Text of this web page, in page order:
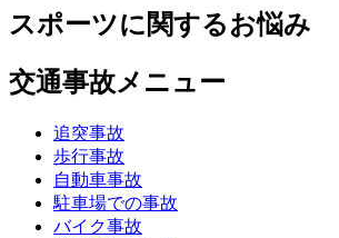
スポーツに関するお悩み
交通事故メニュー
追突事故
歩行事故
自動車事故
駐車場での事故
バイク事故